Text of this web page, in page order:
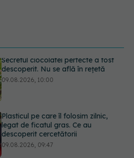
Secretul ciocolatei perfecte a fost
descoperit. Nu se află în rețetă
Plasticul pe care îl folosim zilnic,
legat de ficatul gras. Ce au
descoperit cercetătorii